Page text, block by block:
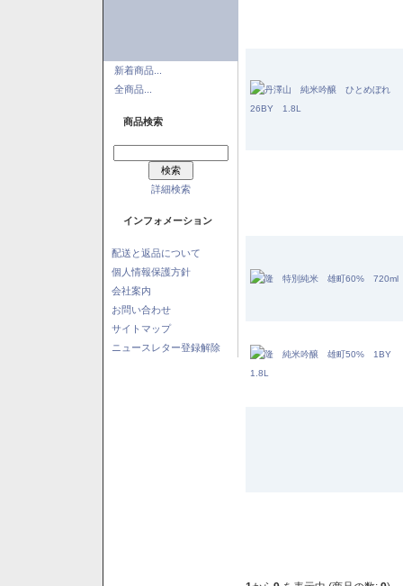
新着商品...
全商品...
商品検索
詳細検索
インフォメーション
配送と返品について
個人情報保護方針
会社案内
お問い合わせ
サイトマップ
ニュースレター登録解除